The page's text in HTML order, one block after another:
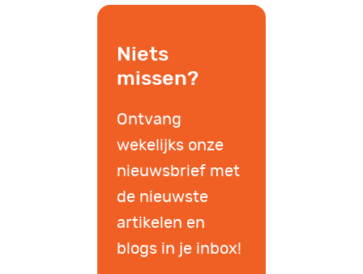
Niets
missen?
Ontvang
wekelijks onze
nieuwsbrief met
de nieuwste
artikelen en
blogs in je inbox!